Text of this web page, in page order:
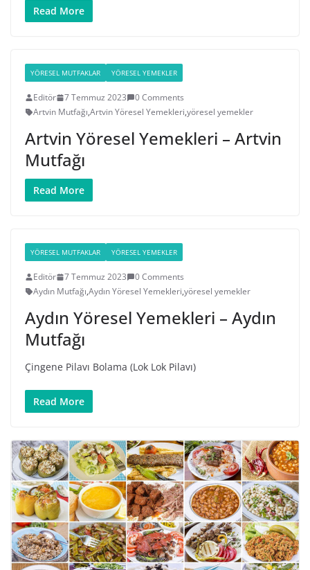
Read More
YÖRESEL MUTFAKLAR YÖRESEL YEMEKLER
Editör 7 Temmuz 2023
0 Comments
Artvin Mutfağı,Artvin Yöresel Yemekleri,yöresel yemekler
Artvin Yöresel Yemekleri – Artvin
Mutfağı
Read More
YÖRESEL MUTFAKLAR YÖRESEL YEMEKLER
Editör 7 Temmuz 2023
0 Comments
Aydın Mutfağı,Aydın Yöresel Yemekleri,yöresel yemekler
Aydın Yöresel Yemekleri – Aydın
Mutfağı
Çingene Pilavı Bolama (Lok Lok Pilavı)
Read More